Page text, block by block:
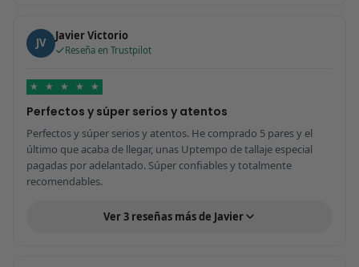
JV Javier Victorio
Reseña en Trustpilot
★ ★ ★ ★ ★
Perfectos y súper serios y atentos
Perfectos y súper serios y atentos. He comprado 5 pares y el
último que acaba de llegar, unas Uptempo de tallaje especial
pagadas por adelantado. Súper confiables y totalmente
recomendables.
Ver 3 reseñas más de Javier